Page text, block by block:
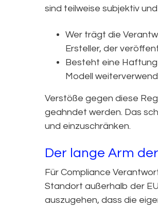
sind teilweise subjektiv
Wer trägt die
Ersteller, der
Besteht eine Haftung
Modell
Verstöße gegen diese
geahndet werden. Das
und einzuschränken.
Der lange Arm
Für Compliance
Standort außerhalb der
auszugehen, dass die